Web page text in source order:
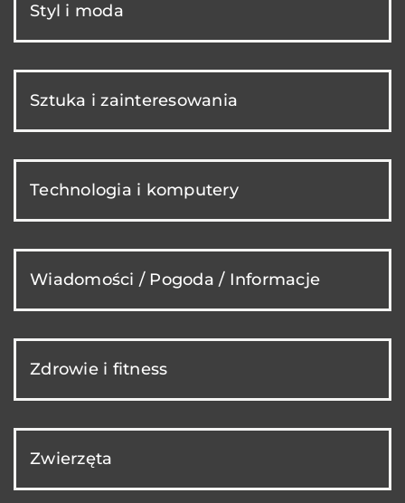
Styl i moda
Sztuka i zainteresowania
Technologia i komputery
Wiadomości / Pogoda / Informacje
Zdrowie i fitness
Zwierzęta